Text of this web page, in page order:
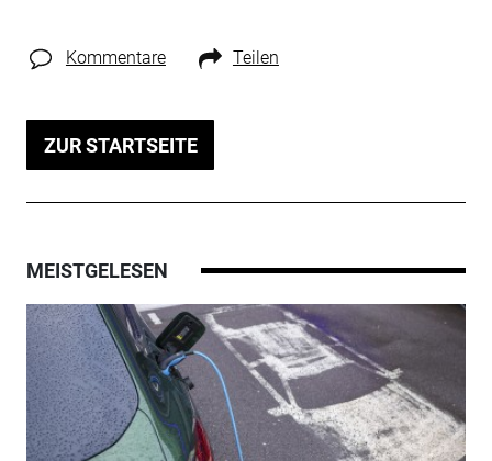
Kommentare Teilen
ZUR STARTSEITE
MEISTGELESEN